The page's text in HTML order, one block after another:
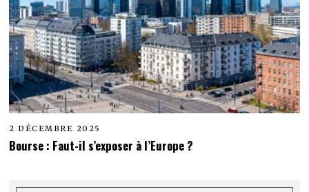
2 DÉCEMBRE 2025
Bourse : Faut-il s’exposer à l’Europe ?